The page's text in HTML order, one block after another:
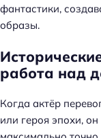
фантастики,
образы.
работа над
Когда актёр
или героя эпохи,